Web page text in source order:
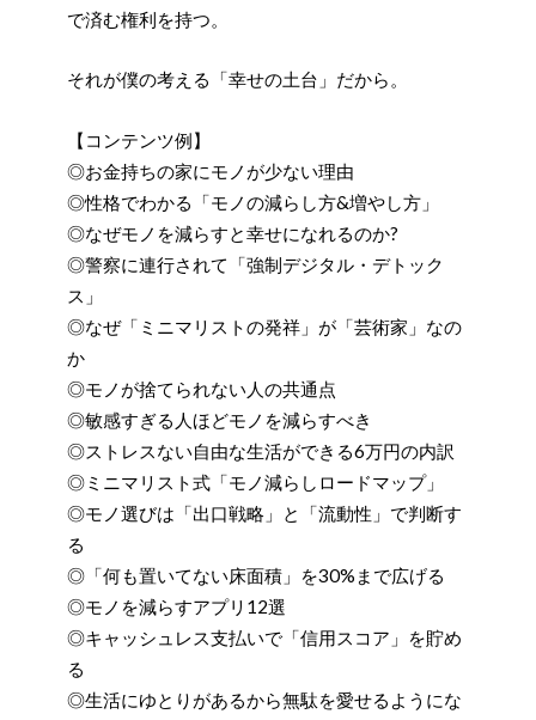
で済む権利を持つ。
それが僕の考える「幸せの土台」だから。
【コンテンツ例】
◎お金持ちの家にモノが少ない理由
◎性格でわかる「モノの減らし方&増やし方」
◎なぜモノを減らすと幸せになれるのか?
◎警察に連行されて「強制デジタル・デトック
ス」
◎なぜ「ミニマリストの発祥」が「芸術家」なの
か
◎モノが捨てられない人の共通点
◎敏感すぎる人ほどモノを減らすべき
◎ストレスない自由な生活ができる6万円の内訳
◎ミニマリスト式「モノ減らしロードマップ」
◎モノ選びは「出口戦略」と「流動性」で判断す
る
◎「何も置いてない床面積」を30%まで広げる
◎モノを減らすアプリ12選
◎キャッシュレス支払いで「信用スコア」を貯め
る
◎生活にゆとりがあるから無駄を愛せるようにな